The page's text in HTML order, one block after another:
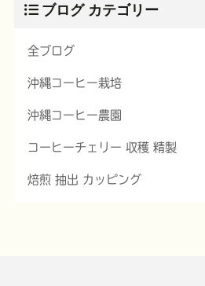
ブログ カテゴリー
全ブログ
沖縄コーヒー栽培
沖縄コーヒー農園
コーヒーチェリー 収穫 精製
焙煎 抽出 カッピング